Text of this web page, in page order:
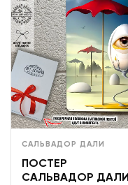
САЛЬВАДОР ДАЛИ
ПОСТЕР
САЛЬВАДОР ДАЛИ